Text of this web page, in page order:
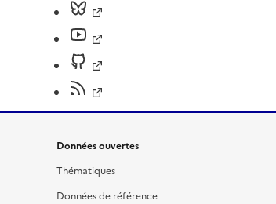
Données ouvertes
Thématiques
Données de référence